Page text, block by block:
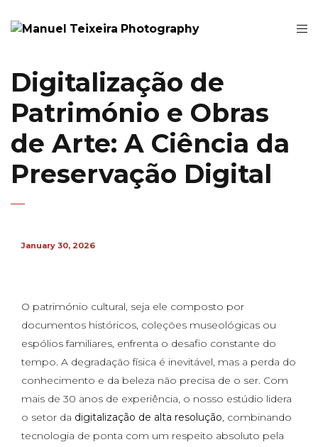
Digitalização de
Património e Obras
de Arte: A Ciência da
Preservação Digital
January 30, 2026
O património cultural, seja ele composto por
documentos históricos, coleções museológicas ou
espólios familiares, enfrenta o desafio constante do
tempo. A degradação física é inevitável, mas a perda do
conhecimento e da beleza não precisa de o ser. Com
mais de 30 anos de experiência, o nosso estúdio lidera
o setor da digitalização de alta resolução, combinando
tecnologia de ponta com um respeito absoluto pela